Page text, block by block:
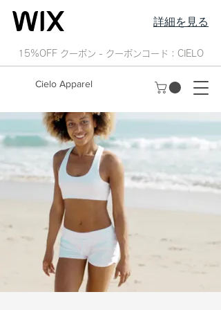
詳細を見る